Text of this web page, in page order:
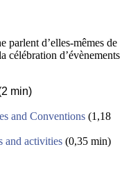
parlent d’elles-mêmes de
célébration d’évènements
min)
and Conventions (1,18
and activities (0,35 min)